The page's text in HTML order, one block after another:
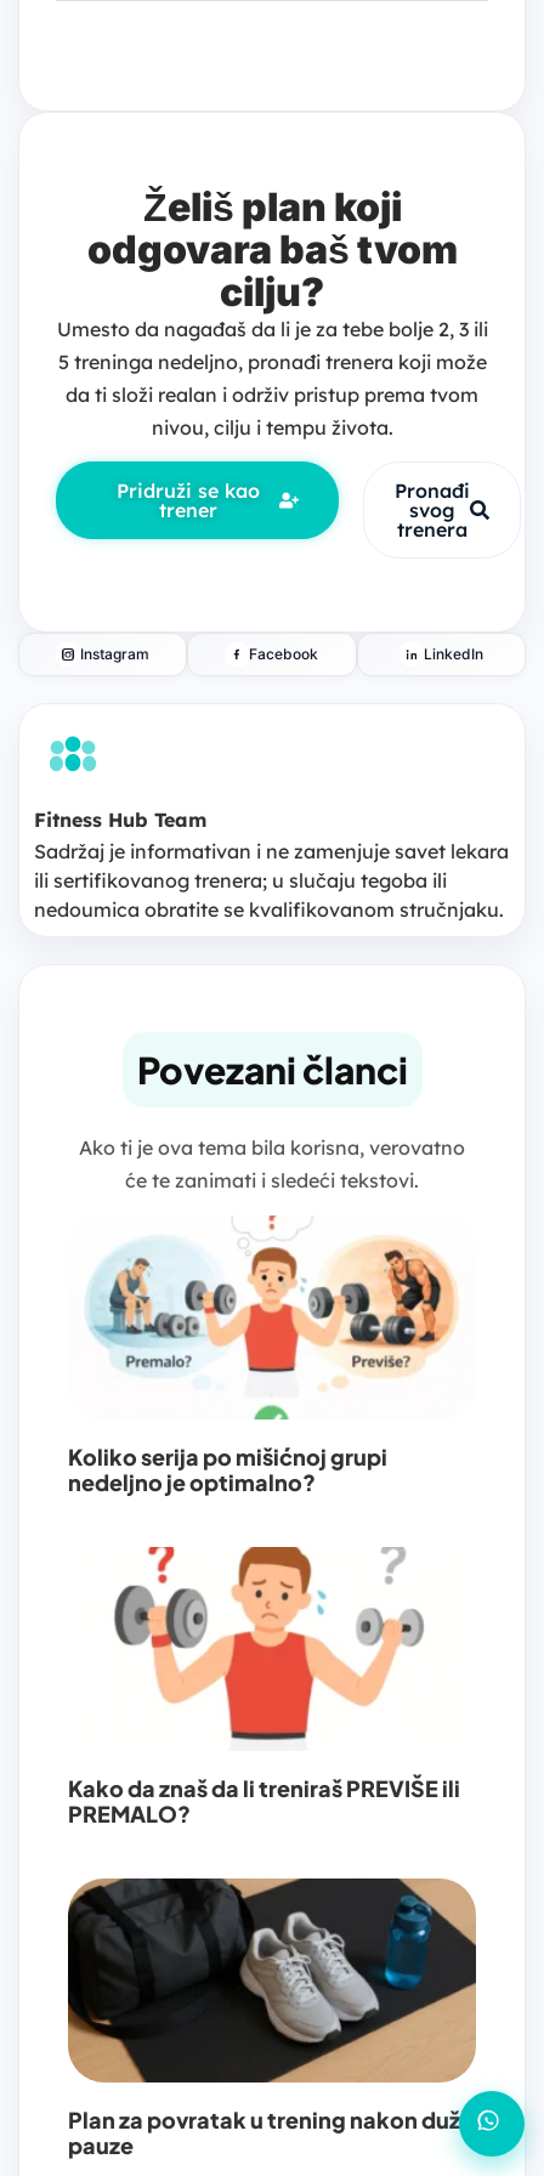
Želiš plan koji
odgovara baš tvom
cilju?
Umesto da nagađaš da li je za tebe bolje 2, 3 ili
5 treninga nedeljno, pronađi trenera koji može
da ti složi realan i održiv pristup prema tvom
nivou, cilju i tempu života.
Pridruži se kao
trener
Pronađi
svog
trenera
Instagram Facebook LinkedIn
Fitness Hub Team
Sadržaj je informativan i ne zamenjuje savet lekara
ili sertifikovanog trenera; u slučaju tegoba ili
nedoumica obratite se kvalifikovanom stručnjaku.
Povezani članci
Ako ti je ova tema bila korisna, verovatno
će te zanimati i sledeći tekstovi.
Koliko serija po mišićnoj grupi
nedeljno je optimalno?
Kako da znaš da li treniraš PREVIŠE ili
PREMALO?
Plan za povratak u trening nakon duže
pauze